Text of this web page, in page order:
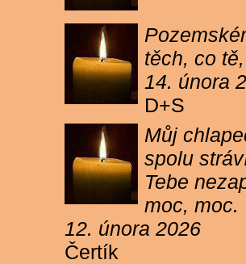
těch, co
14. února
D+S
Můj
spolu
Tebe
moc, moc.
12. února 2026
Čertík